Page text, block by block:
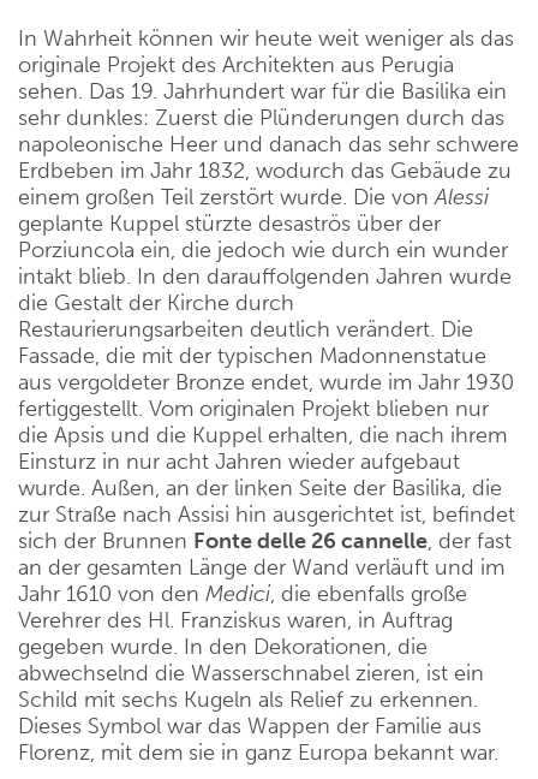
In Wahrheit können wir heute weit weniger als das
originale Projekt des Architekten aus Perugia
sehen. Das 19. Jahrhundert war für die Basilika ein
sehr dunkles: Zuerst die Plünderungen durch das
napoleonische Heer und danach das sehr schwere
Erdbeben im Jahr 1832, wodurch das Gebäude zu
einem großen Teil zerstört wurde. Die vonAlessi
geplante Kuppel stürzte desaströs über der
Porziuncola ein, die jedoch wie durch ein wunder
intakt blieb. In den darauffolgenden Jahren wurde
die Gestalt der Kirche durch
Restaurierungsarbeiten deutlich verändert. Die
Fassade, die mit der typischen Madonnenstatue
aus vergoldeter Bronze endet, wurde im Jahr 1930
fertiggestellt. Vom originalen Projekt blieben nur
die Apsis und die Kuppel erhalten, die nach ihrem
Einsturz in nur acht Jahren wieder aufgebaut
wurde. Außen, an der linken Seite der Basilika, die
zur Straße nach Assisi hin ausgerichtet ist, befindet
sich der Brunnen Fonte delle 26 cannelle, der fast
an der gesamten Länge der Wand verläuft und im
Jahr 1610 von den Medici, die ebenfalls große
Verehrer des Hl. Franziskus waren, in Auftrag
gegeben wurde. In den Dekorationen, die
abwechselnd die Wasserschnabel zieren, ist ein
Schild mit sechs Kugeln als Relief zu erkennen.
Dieses Symbol war das Wappen der Familie aus
Florenz, mit dem sie in ganz Europa bekannt war.